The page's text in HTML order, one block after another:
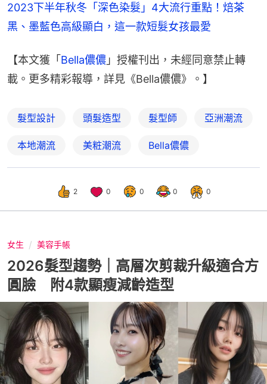
2023下半年秋冬「深色染髮」4大流行重點！焙茶
黑、墨藍色高級顯白，這一款短髮女孩最愛
【本文獲「Bella儂儂 」授權刊出，未經同意禁止轉
載。更多精彩報導，詳見《Bella儂儂》。】
髮型設計 頭髮造型 髮型師 亞洲潮流
本地潮流 美粧潮流 Bella儂儂
2 0 0 0 0
女生 美容手帳
2026髮型趨勢｜高層次剪裁升級適合方
圓臉 附4款顯瘦減齡造型